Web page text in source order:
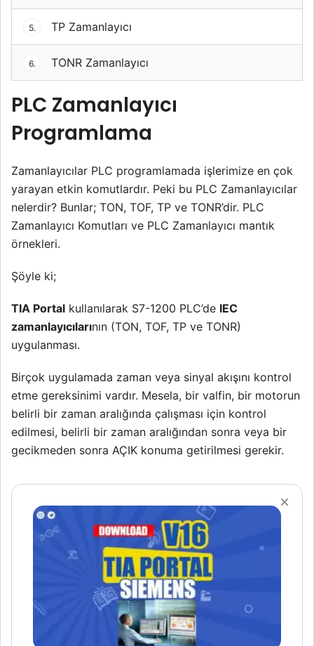
5. TP Zamanlayıcı
6. TONR Zamanlayıcı
PLC Zamanlayıcı
Programlama
Zamanlayıcılar PLC programlamada işlerimize en çok
yarayan etkin komutlardır. Peki bu PLC Zamanlayıcılar
nelerdir? Bunlar; TON, TOF, TP ve TONR’dir. PLC
Zamanlayıcı Komutları ve PLC Zamanlayıcı mantık
örnekleri.
Şöyle ki;
TIA Portal kullanılarak S7-1200 PLC’de IEC
zamanlayıcılarının (TON, TOF, TP ve TONR)
uygulanması.
Birçok uygulamada zaman veya sinyal akışını kontrol
etme gereksinimi vardır. Mesela, bir valfin, bir motorun
belirli bir zaman aralığında çalışması için kontrol
edilmesi, belirli bir zaman aralığından sonra veya bir
gecikmeden sonra AÇIK konuma getirilmesi gerekir.